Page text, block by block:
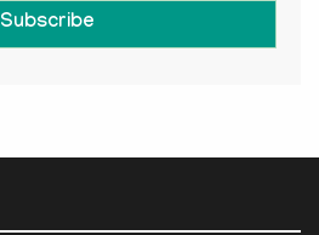
Subscribe